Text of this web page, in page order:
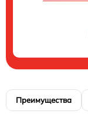
Преимущества